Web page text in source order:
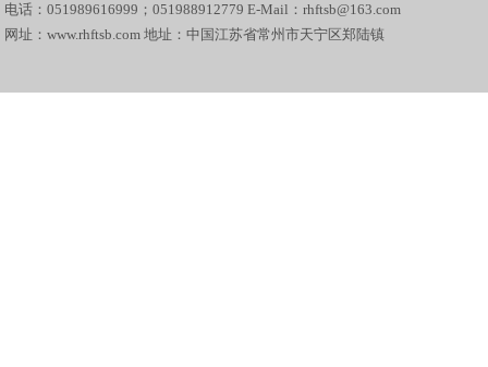
电话：051989616999；051988912779 E-Mail：rhftsb@163.com
网址：www.rhftsb.com 地址：中国江苏省常州市天宁区郑陆镇